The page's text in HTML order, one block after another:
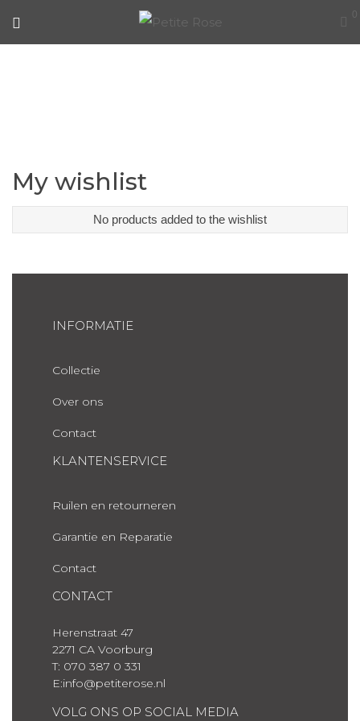
0
My wishlist
No products added to the wishlist
INFORMATIE
Collectie
Over ons
Contact
KLANTENSERVICE
Ruilen en retourneren
Garantie en Reparatie
Contact
CONTACT
Herenstraat 47
2271 CA Voorburg
T: 070 387 0 331
E:info@petiterose.nl
VOLG ONS OP SOCIAL MEDIA